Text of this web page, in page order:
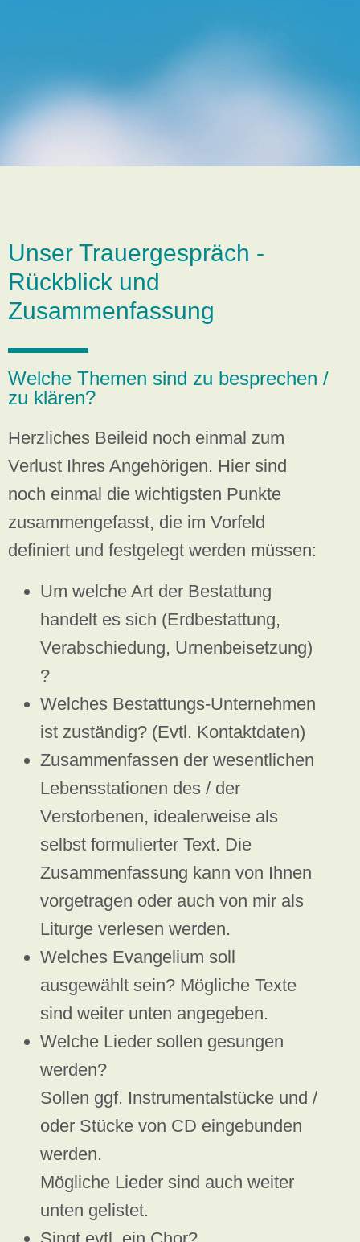
Unser Trauergespräch -
Rückblick und
Zusammenfassung
Welche Themen sind zu besprechen /
zu klären?
Herzliches Beileid noch einmal zum
Verlust Ihres Angehörigen. Hier sind
noch einmal die wichtigsten Punkte
zusammengefasst, die im Vorfeld
definiert und festgelegt werden müssen:
Um welche Art der Bestattung
handelt es sich (Erdbestattung,
Verabschiedung, Urnenbeisetzung)
?
Welches Bestattungs-Unternehmen
ist zuständig? (Evtl. Kontaktdaten)
Zusammenfassen der wesentlichen
Lebensstationen des / der
Verstorbenen, idealerweise als
selbst formulierter Text. Die
Zusammenfassung kann von Ihnen
vorgetragen oder auch von mir als
Liturge verlesen werden.
Welches Evangelium soll
ausgewählt sein? Mögliche Texte
sind weiter unten angegeben.
Welche Lieder sollen gesungen
werden?
Sollen ggf. Instrumentalstücke und /
oder Stücke von CD eingebunden
werden.
Mögliche Lieder sind auch weiter
unten gelistet.